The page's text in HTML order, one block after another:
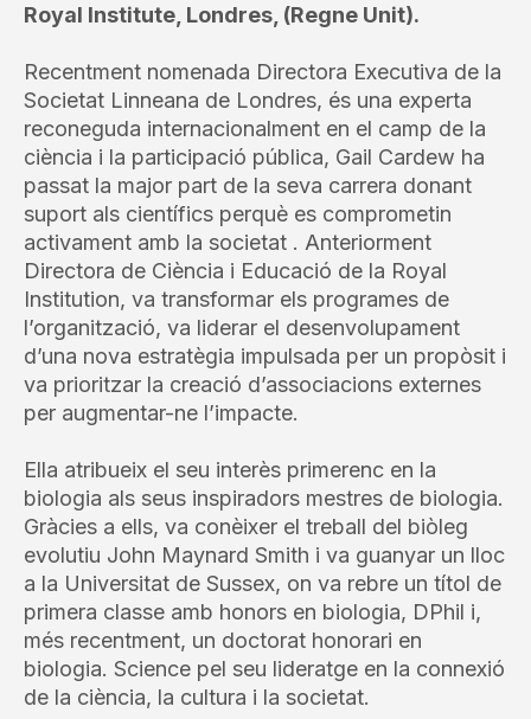
Royal Institute, Londres, (Regne Unit).
Recentment nomenada Directora Executiva de la
Societat Linneana de Londres, és una experta
reconeguda internacionalment en el camp de la
ciència i la participació pública, Gail Cardew ha
passat la major part de la seva carrera donant
suport als científics perquè es comprometin
activament amb la societat . Anteriorment
Directora de Ciència i Educació de la Royal
Institution, va transformar els programes de
l’organització, va liderar el desenvolupament
d’una nova estratègia impulsada per un propòsit i
va prioritzar la creació d’associacions externes
per augmentar-ne l’impacte.
Ella atribueix el seu interès primerenc en la
biologia als seus inspiradors mestres de biologia.
Gràcies a ells, va conèixer el treball del biòleg
evolutiu John Maynard Smith i va guanyar un lloc
a la Universitat de Sussex, on va rebre un títol de
primera classe amb honors en biologia, DPhil i,
més recentment, un doctorat honorari en
biologia. Science pel seu lideratge en la connexió
de la ciència, la cultura i la societat.